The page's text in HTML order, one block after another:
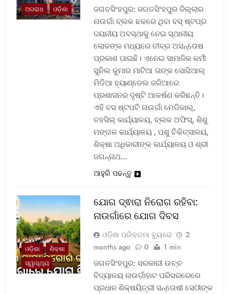
ଅପରାଧ ଓଡ଼ିଶା
ଜଗତସିଂହପୁର: ଜଗତସିଂହପୁର ଜିଲ୍ଲାର
ନାଉଗାଁ ବ୍ଲକ ଛକରେ ଥିବା ବସ୍‌ ଷ୍ଟପ୍‌ର
ଦୟନୀୟ ଅବସ୍ଥାକୁ ନେଇ ସ୍ଥାନୀୟ
ଲୋକଙ୍କ ମଧ୍ୟରେ ତୀବ୍ର ଅସନ୍ତୋଷ
ପ୍ରକାଶ ପାଇଛି। ଏନେଇ ସାମାଜିକ କର୍ମୀ
ସୁନିଲ କୁମାର ମାଟିଆ ତାଙ୍କ ସୋସିଆଲ୍‌
ମିଡିଆ ହ୍ୟାଣ୍ଡେଲ ଜରିଆରେ
ପ୍ରଶାସନର ଦୃଷ୍ଟି ଆକର୍ଷଣ କରିଛନ୍ତି।
ଏହି ବସ ଷ୍ଟପଟି ନାଉଗାଁ ମେଡିକାଲ୍‌,
ତହସିଲ୍‌ କାର୍ଯ୍ୟାଳୟ, ବ୍ଲକ ଅଫିସ୍‌, ଶିଶୁ
ମଙ୍ଗଳ କାର୍ଯ୍ୟାଳୟ , ପଶୁ ଚିକିତ୍ସାଳୟ,
ଶିକ୍ଷା ଅଧିକାରୀଙ୍କ କାର୍ଯ୍ୟାଳୟ ଓ ଶ୍ରୀ
ଜଗନ୍ନାଥ…
ଆହୁରି ପଢନ୍ତୁ
ଓଡ଼ିଶା
ଶିକ୍ଷା
ସ୍ୱାସ୍ଥ୍ୟ
ଯୋଗ ଦ୍ଵାରା ନିରୋଗ ରହିବା:
ନାଉଗାଁରେ ଯୋଗ ଦିବସ
ଓଡ଼ିଶା ପରିକ୍ରମା ବ୍ୟୁରୋ
2
months ago
0 1 min
ଜଗତସିଂହପୁର: ସରକାରୀ ଉଚ୍ଚ
ବିଦ୍ୟାଳୟ ନାଉଗାଁହାଟ ପରିସରରେରେ
ପ୍ରଧାନ ଶିକ୍ଷୟିତ୍ରୀ ସନ୍ତୋଷୀ ସେଠୀଙ୍କ